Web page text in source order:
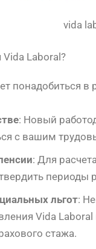
vida
Laboral?
понадобиться в
: Новый
с вашим
: Для
периоды
льгот:
Vida
стажа.